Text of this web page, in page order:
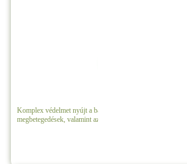
Komplex védelmet nyújt a baktériumos fertőzések, a gombás
megbetegedések, valamint az áttelelő kártevők ellen.